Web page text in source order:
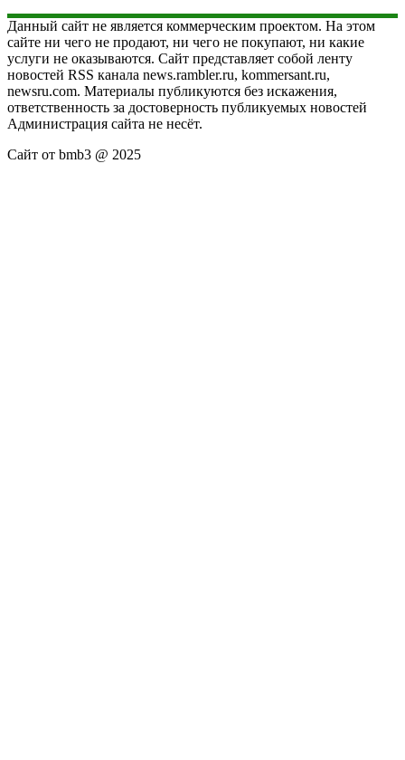
Данный сайт не является коммерческим проектом. На этом
сайте ни чего не продают, ни чего не покупают, ни какие
услуги не оказываются. Сайт представляет собой ленту
новостей RSS канала news.rambler.ru, kommersant.ru,
newsru.com. Материалы публикуются без искажения,
ответственность за достоверность публикуемых новостей
Администрация сайта не несёт.
Сайт от bmb3 @ 2025